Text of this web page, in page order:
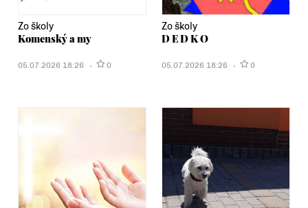
Zo školy
Komenský a my
05.07.2026 18:26 0
Zo školy
D E D K O
05.07.2026 18:26 0